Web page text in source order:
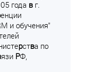
года вг.
енции
и обучения"
рства по
язи РФ,